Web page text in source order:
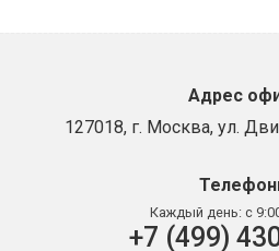
Адрес
127018, г. Москва, ул.
Каждый день: с
+7 (499)